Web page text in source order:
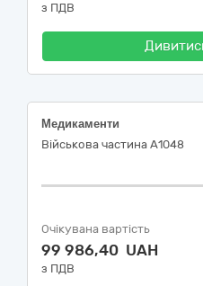
з ПДВ
Медикаменти
Військова частина А1048
Очікувана вартість
99 986,40 UAH
з ПДВ